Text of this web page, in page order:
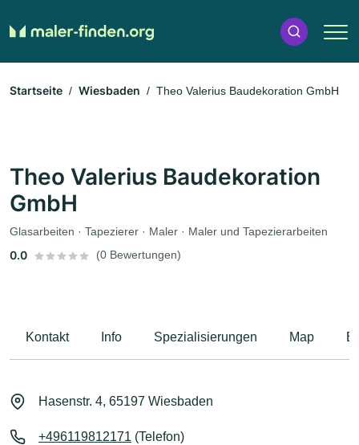
Startseite Wiesbaden Theo Valerius Baudekoration GmbH
Theo Valerius Baudekoration
GmbH
Glasarbeiten · Tapezierer · Maler · Maler und Tapezierarbeiten
0.0 (0 Bewertungen)
Kontakt Info Spezialisierungen Map
Hasenstr. 4, 65197 Wiesbaden
+496119812171 (Telefon)